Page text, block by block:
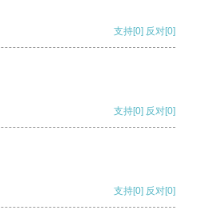
支持[0] 反对[0]
支持[0] 反对[0]
支持[0] 反对[0]